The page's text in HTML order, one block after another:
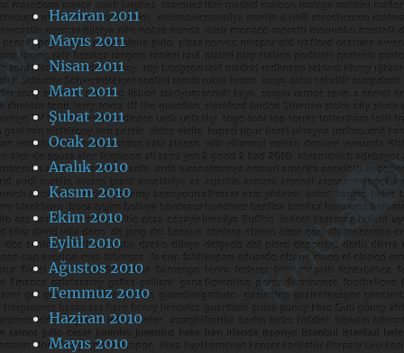
Haziran 2011
Mayıs 2011
Nisan 2011
Mart 2011
Şubat 2011
Ocak 2011
Aralık 2010
Kasım 2010
Ekim 2010
Eylül 2010
Ağustos 2010
Temmuz 2010
Haziran 2010
Mayıs 2010